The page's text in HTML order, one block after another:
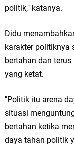
politik," katanya.
Didu
karakter politiknya
bertahan dan
yang ketat.
"Politik itu arena
situasi
bertahan ketika
daya tahan politik